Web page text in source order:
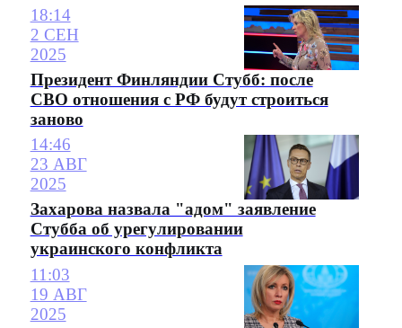
18:14
2 СЕН
2025
Президент Финляндии Стубб: после
СВО отношения с РФ будут строиться
заново
14:46
23 АВГ
2025
Захарова назвала "адом" заявление
Стубба об урегулировании
украинского конфликта
11:03
19 АВГ
2025